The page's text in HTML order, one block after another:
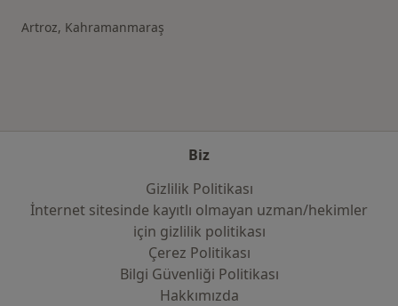
Artroz, Kahramanmaraş
Biz
Gizlilik Politikası
İnternet sitesinde kayıtlı olmayan uzman/hekimler
i̇çin gizlilik politikası
Çerez Politikası
Bilgi Güvenliği Politikası
Hakkımızda